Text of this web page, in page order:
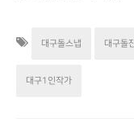
대구돌스냅 대구돌
대구1인작가